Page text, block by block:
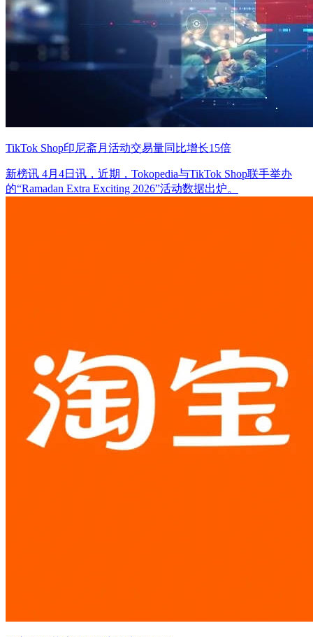
TikTok Shop印尼斋月活动交易量同比增长15倍
新榜讯 4月4日讯，近期，Tokopedia与TikTok Shop联手举办
的“Ramadan Extra Exciting 2026”活动数据出炉。